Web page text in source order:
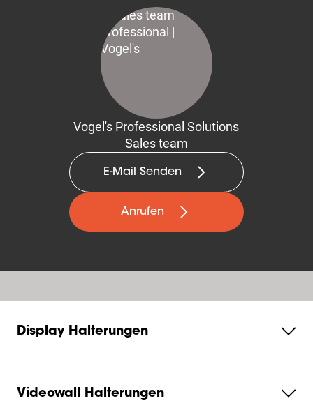
Vogel's Professional Solutions
Sales team
E-Mail Senden
Anrufen
Display Halterungen
Videowall Halterungen